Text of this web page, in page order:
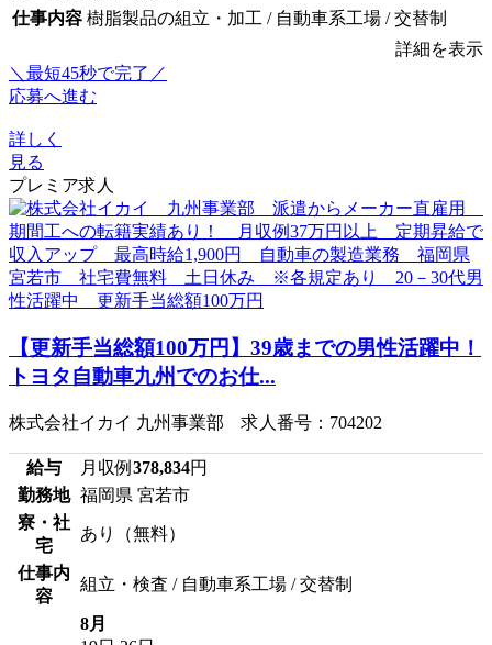
仕事内容 樹脂製品の組立・加工 / 自動車系工場 / 交替制
詳細を表示
＼最短45秒で完了／
応募へ進む
詳しく
見る
プレミア求人
【更新手当総額100万円】39歳までの男性活躍中！
トヨタ自動車九州でのお仕...
株式会社イカイ 九州事業部 求人番号：704202
給与 月収例 378,834円
勤務地 福岡県 宮若市
寮・社
宅
あり（無料）
仕事内
容
組立・検査 / 自動車系工場 / 交替制
8月